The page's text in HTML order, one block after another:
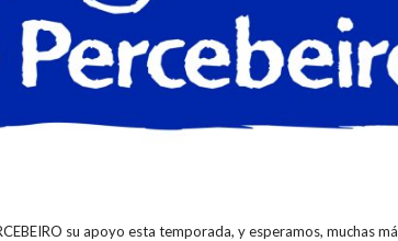
su apoyo esta temporada, y esperamos, muchas